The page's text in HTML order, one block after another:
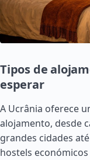
Tipos de
esperar
A Ucrânia oferece
alojamento, desde
grandes cidades
hostels económicos